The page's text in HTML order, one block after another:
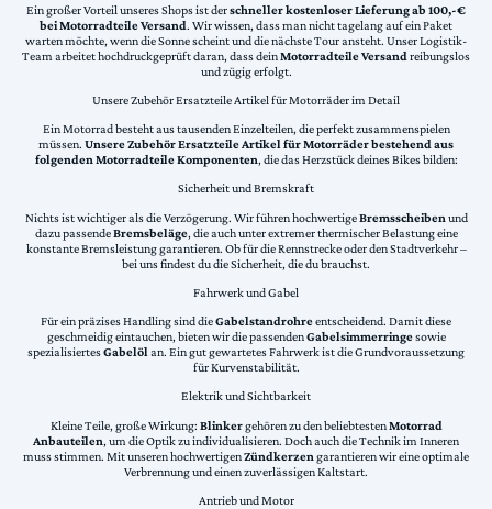
Ein großer Vorteil unseres Shops ist derschneller kostenloser Lieferung ab 100,-€
bei Motorradteile Versand. Wir wissen, dass man nicht tagelang auf ein Paket
warten möchte, wenn die Sonne scheint und die nächste Tour ansteht. Unser Logistik-
Team arbeitet hochdruckgeprüft daran, dass deinMotorradteile Versand reibungslos
und zügig erfolgt.
Unsere Zubehör Ersatzteile Artikel für Motorräder im Detail
Ein Motorrad besteht aus tausenden Einzelteilen, die perfekt zusammenspielen
müssen. Unsere Zubehör Ersatzteile Artikel für Motorräder bestehend aus
folgenden Motorradteile Komponenten, die das Herzstück deines Bikes bilden:
Sicherheit und Bremskraft
Nichts ist wichtiger als die Verzögerung. Wir führen hochwertigeBremsscheiben und
dazu passendeBremsbeläge, die auch unter extremer thermischer Belastung eine
konstante Bremsleistung garantieren. Ob für die Rennstrecke oder den Stadtverkehr –
bei uns findest du die Sicherheit, die du brauchst.
Fahrwerk und Gabel
Für ein präzises Handling sind dieGabelstandrohreentscheidend. Damit diese
geschmeidig eintauchen, bieten wir die passendenGabelsimmerringesowie
spezialisiertesGabelölan. Ein gut gewartetes Fahrwerk ist die Grundvoraussetzung
für Kurvenstabilität.
Elektrik und Sichtbarkeit
Kleine Teile, große Wirkung: Blinkergehören zu den beliebtestenMotorrad
Anbauteilen, um die Optik zu individualisieren. Doch auch die Technik im Inneren
muss stimmen. Mit unseren hochwertigenZündkerzen garantieren wir eine optimale
Verbrennung und einen zuverlässigen Kaltstart.
Antrieb und Motor